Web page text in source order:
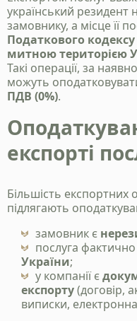
український резидент
замовнику, а місце її
Податкового
митною територією
Такі операції, за
можуть
ПДВ (0%).
експорті
Більшість експортних
підлягають
замовник є
послуга фактично
України;
у компанії є
експорту(договір,
виписки,